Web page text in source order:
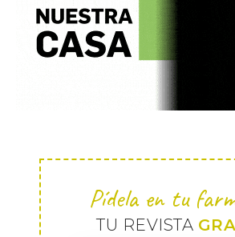
Pídela en tu
TU REVISTA